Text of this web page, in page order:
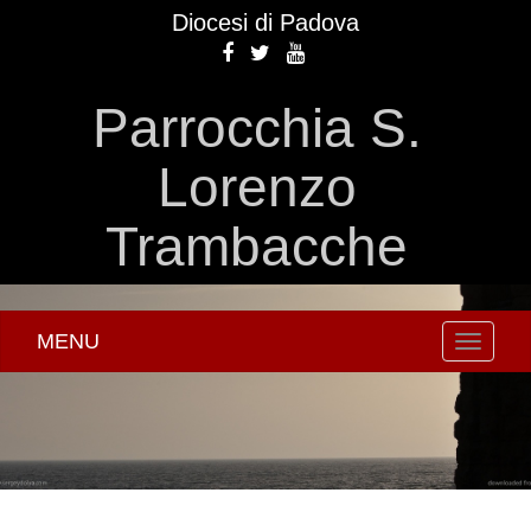
Diocesi di Padova
Parrocchia S.
Lorenzo
Trambacche
MENU